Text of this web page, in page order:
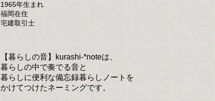
1965年生まれ
福岡在住
宅建取引士
【暮らしの音】kurashi-*noteは、
暮らしの中で奏でる音と
暮らしに便利な備忘録暮らしノートを
かけてつけたネーミングです。